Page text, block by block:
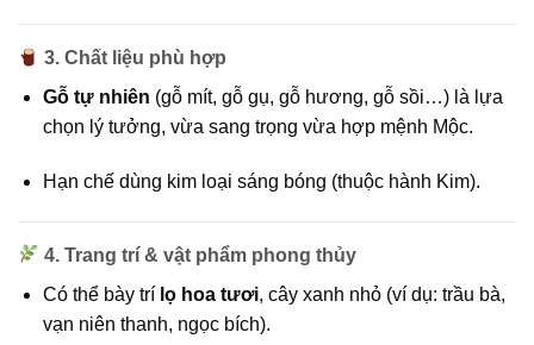
3. Chất liệu phù hợp
Gỗ tự nhiên (gỗ mít, gỗ gụ, gỗ hương, gỗ sồi…) là lựa
chọn lý tưởng, vừa sang trọng vừa hợp mệnh Mộc.
Hạn chế dùng kim loại sáng bóng (thuộc hành Kim).
4. Trang trí & vật phẩm phong thủy
Có thể bày trí lọ hoa tươi, cây xanh nhỏ (ví dụ: trầu bà,
vạn niên thanh, ngọc bích).